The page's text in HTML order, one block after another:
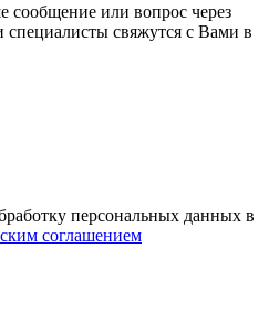
сообщение или вопрос через
свяжутся с Вами в
персональных данных в
соглашением